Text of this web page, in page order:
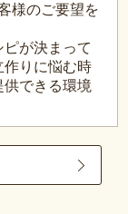
様のご要望を
が決まって
作りに悩む時
できる環境